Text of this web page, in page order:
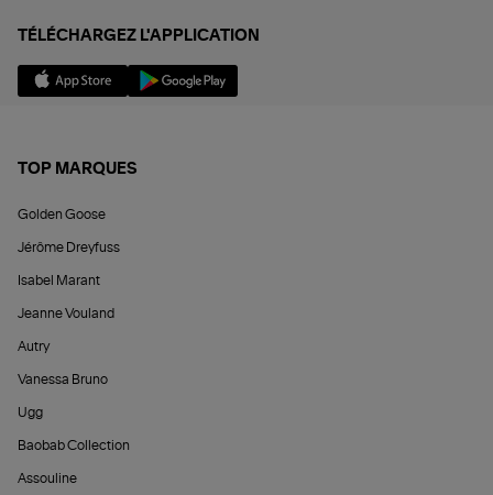
TÉLÉCHARGEZ L'APPLICATION
TOP MARQUES
Golden Goose
Jérôme Dreyfuss
Isabel Marant
Jeanne Vouland
Autry
Vanessa Bruno
Ugg
Baobab Collection
Assouline